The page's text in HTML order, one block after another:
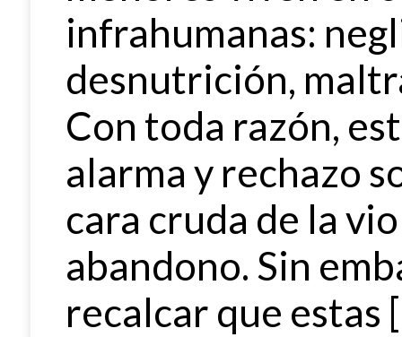
infrahumanas:
desnutrición,
Con toda razón,
alarma y rechazo
cara cruda de la
abandono. Sin
recalcar que estas